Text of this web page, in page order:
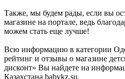
Также, мы будем рады, если вы
магазине на портале, ведь
можем стать еще лучше!
Всю информацию в категории
рейтинг и отзывы о магазине
дисконт» Вы найдете на
Казахстана babykz.su.